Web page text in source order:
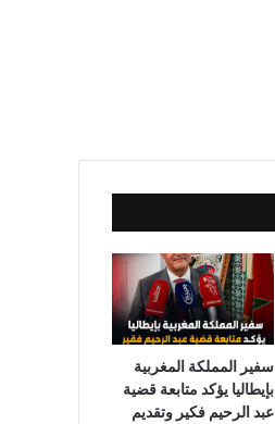
سفير المملكة المغربية
بإيطاليا يؤكد متابعة قضية
عبد الرحيم فكير وتقديم